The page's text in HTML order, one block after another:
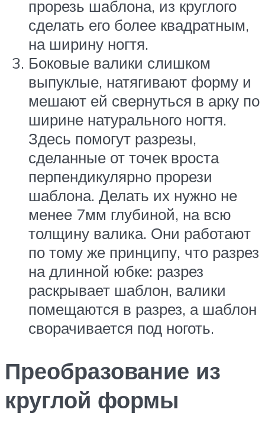
прорезь шаблона, из круглого
сделать его более квадратным,
на ширину ногтя.
Боковые валики слишком
выпуклые, натягивают форму и
мешают ей свернуться в арку по
ширине натурального ногтя.
Здесь помогут разрезы,
сделанные от точек вроста
перпендикулярно прорези
шаблона. Делать их нужно не
менее 7мм глубиной, на всю
толщину валика. Они работают
по тому же принципу, что разрез
на длинной юбке: разрез
раскрывает шаблон, валики
помещаются в разрез, а шаблон
сворачивается под ноготь.
Преобразование из
круглой формы